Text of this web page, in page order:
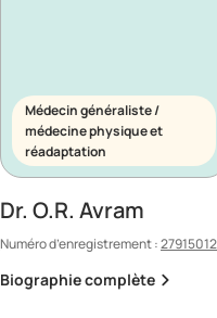
Médecin généraliste /
médecine physique et
réadaptation
Dr. O.R. Avram
Numéro d’enregistrement :
Biographie complète